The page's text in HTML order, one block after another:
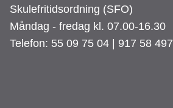
Skulefritidsordning (SFO)
Måndag - fredag kl. 07.00-16.30
Telefon: 55 09 75 04 | 917 58 497